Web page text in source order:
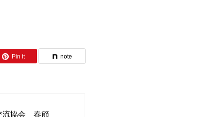
Pin it note
流協会 春節